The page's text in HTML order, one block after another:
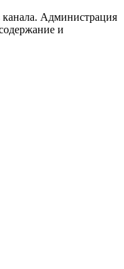
канала. Администрация
и